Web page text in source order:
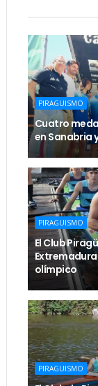
PIRAGUISMO
Cuatro
en Sanabria
PIRAGUISMO
El Club
olímpico
PIRAGUISMO